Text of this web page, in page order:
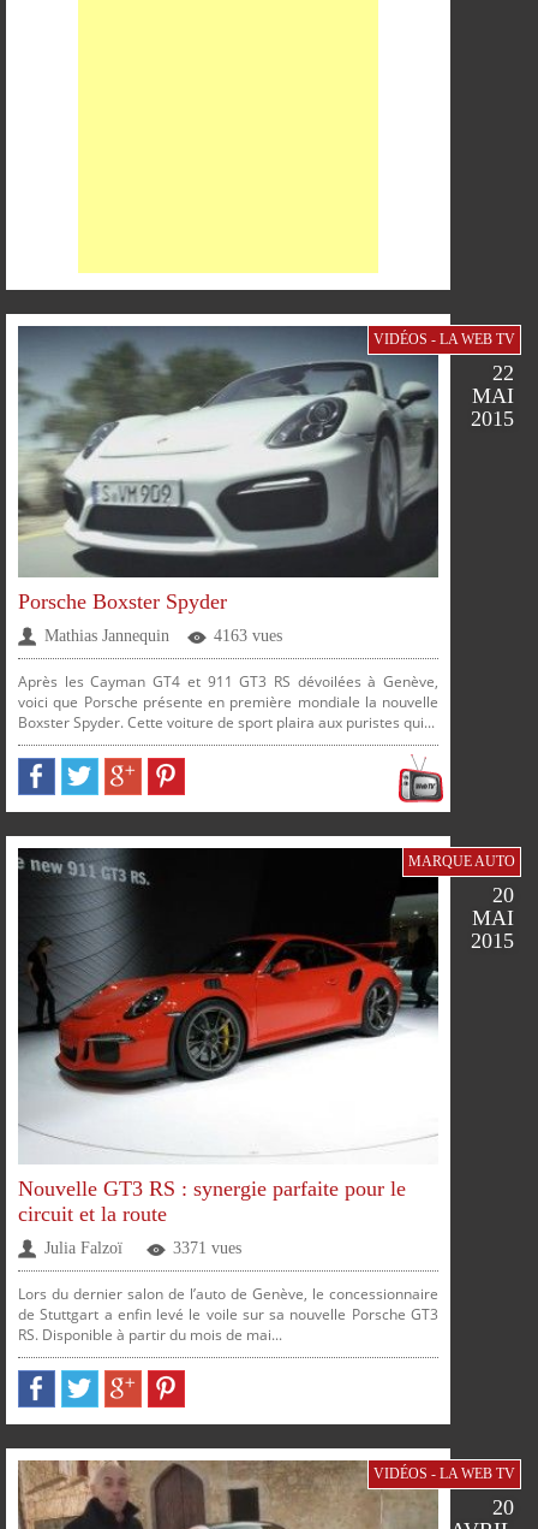
FACEBOOKTWITTER PINTEREST
FACEBOOKTWITTER
SUR SUR SUR SUR
PARTAGERPARTAGERPARTAGERPARTAGER
VIDÉOS - LA WEB TV
22
MAI
2015
Porsche Boxster Spyder
Mathias Jannequin 4163 vues
Après les Cayman GT4 et 911 GT3 RS dévoilées à Genève,
voici que Porsche présente en première mondiale la nouvelle
Boxster Spyder. Cette voiture de sport plaira aux puristes qui...
PARTAGERPARTAGERPARTAGERPARTAGER
MARQUE AUTO
20
MAI
2015
Nouvelle GT3 RS : synergie parfaite pour le
circuit et la route
Julia Falzoï 3371 vues
Lors du dernier salon de l’auto de Genève, le concessionnaire
de Stuttgart a enfin levé le voile sur sa nouvelle Porsche GT3
RS. Disponible à partir du mois de mai...
VIDÉOS - LA WEB TV
20